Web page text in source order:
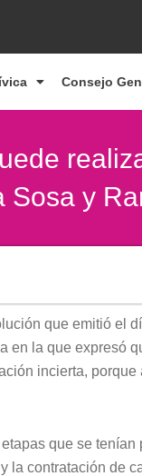
Consejo
Sosa y
que emitió el
en la que expresó
incierta,
que se tenían
la contratación de